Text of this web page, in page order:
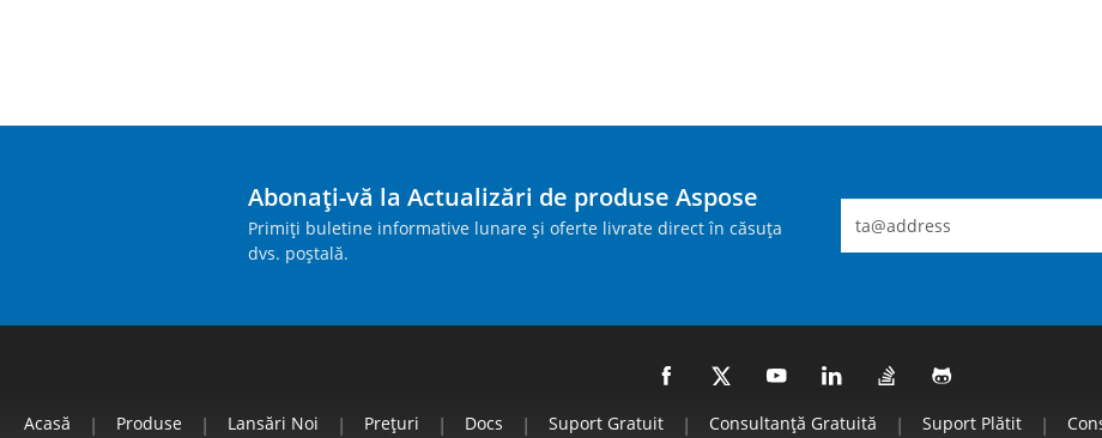
Abonați-vă la Actualizări de produse Aspose
Primiți buletine informative lunare și oferte livrate direct în căsuța
dvs. poștală.
Acasă | Produse | Lansări Noi | Prețuri | Docs | Suport Gratuit | Consultanță Gratuită | Suport Plătit |